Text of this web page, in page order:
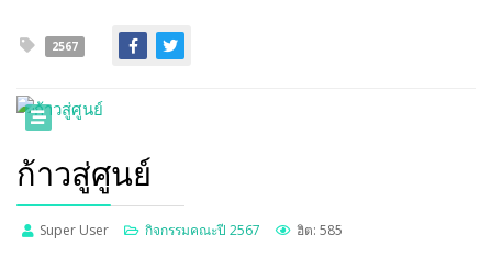
2567
ก้าวสู่ศูนย์
Super User กิจกรรมคณะปี 2567 ฮิต: 585